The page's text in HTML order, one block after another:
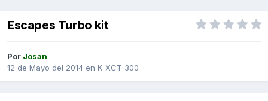
Escapes Turbo kit
Por Josan
12 de Mayo del 2014 en K-XCT 300